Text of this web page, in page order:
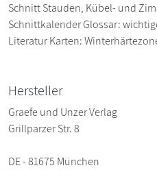
Schnitt Stauden, Kübel- und
Schnittkalender Glossar:
Literatur Karten:
Hersteller
Graefe und Unzer Verlag
Grillparzer Str. 8
DE - 81675 München